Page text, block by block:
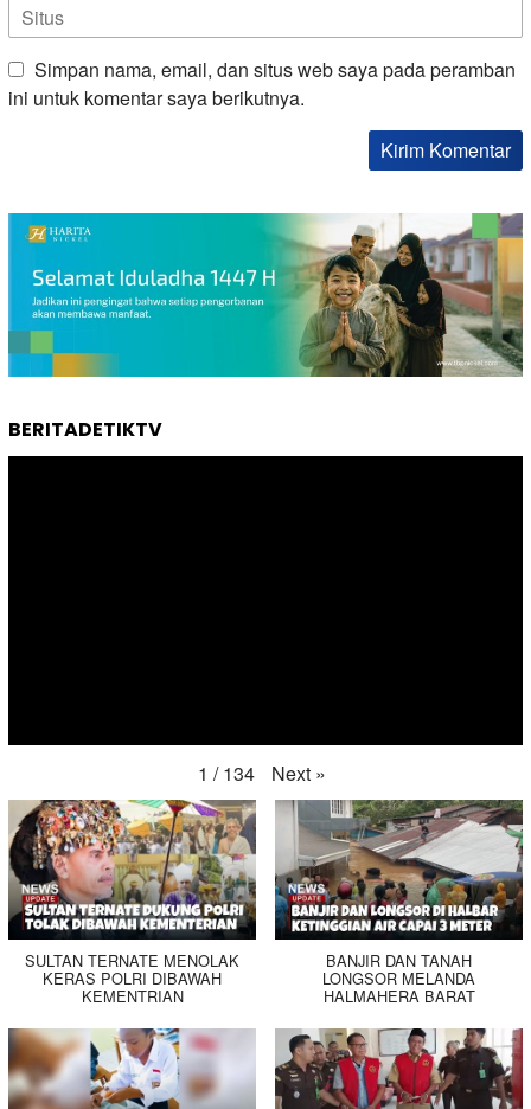
Simpan nama, email, dan situs web saya pada peramban
ini untuk komentar saya berikutnya.
BERITADETIKTV
1 / 134 Next »
SULTAN TERNATE MENOLAK
KERAS POLRI DIBAWAH
KEMENTRIAN
BANJIR DAN TANAH
LONGSOR MELANDA
HALMAHERA BARAT